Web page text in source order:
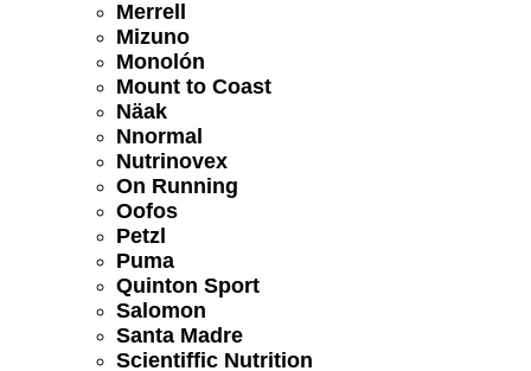
Merrell
Mizuno
Monolón
Mount to Coast
Näak
Nnormal
Nutrinovex
On Running
Oofos
Petzl
Puma
Quinton Sport
Salomon
Santa Madre
Scientiffic Nutrition